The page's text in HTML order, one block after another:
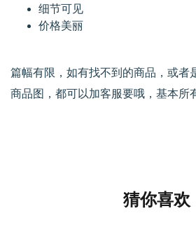
细节可见
价格美丽
篇幅有限，如有找不到的商品，或者
商品图，都可以加客服要哦，基本所
猜你喜欢